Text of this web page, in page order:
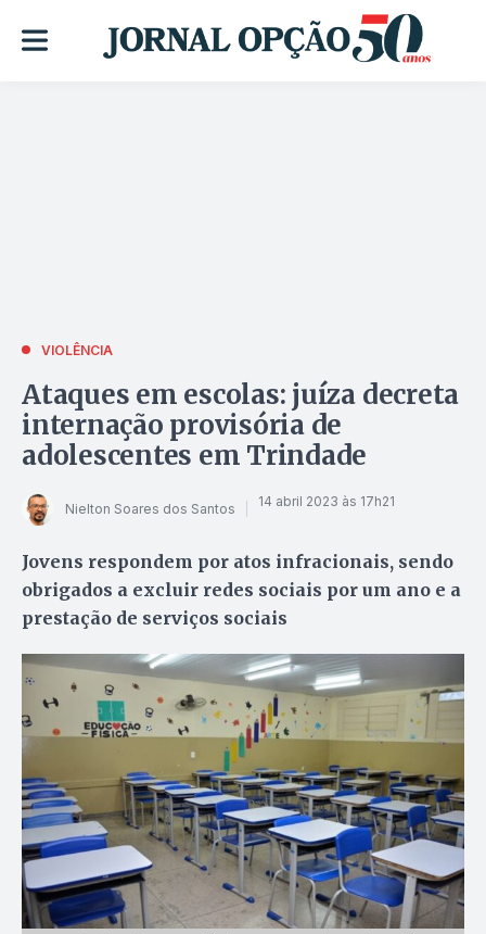
VIOLÊNCIA
Ataques em escolas: juíza decreta
internação provisória de
adolescentes em Trindade
Nielton Soares dos Santos 14 abril 2023 às 17h21
Jovens respondem por atos infracionais, sendo
obrigados a excluir redes sociais por um ano e a
prestação de serviços sociais